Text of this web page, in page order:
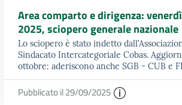
Area comparto e dirigenza:
2025, sciopero generale nazionale
Lo sciopero è stato indetto
Sindacato Intercategoriale Cobas.
ottobre: aderiscono anche SGB - CUB e
Pubblicato il 29/09/2025